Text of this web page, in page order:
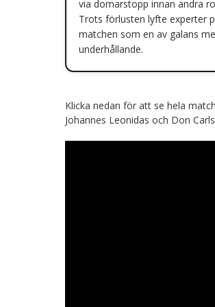
via domarstopp innan andra
Trots förlusten lyfte experter
matchen som en av galans
underhållande.
Klicka nedan för att se hela
Johannes Leonidas och Don